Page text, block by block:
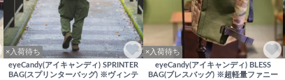
×入荷待ち
eyeCandy(アイキャンディ) SPRINTER
BAG(スプリンターバッグ) ※ヴィンテ
×入荷待ち
eyeCandy(アイキャンディ) BLESS
BAG(ブレスバッグ) ※超軽量ファニー